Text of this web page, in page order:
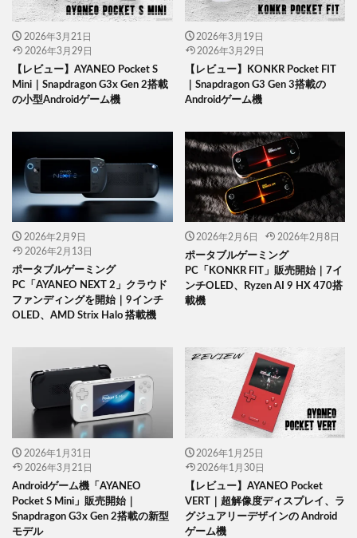
2026年3月21日
2026年3月29日
【レビュー】AYANEO Pocket S
Mini｜Snapdragon G3x Gen 2搭載
の小型Androidゲーム機
2026年3月19日
2026年3月29日
【レビュー】KONKR Pocket FIT
｜Snapdragon G3 Gen 3搭載の
Androidゲーム機
2026年2月9日
2026年2月13日
ポータブルゲーミング
PC「AYANEO NEXT 2」クラウド
ファンディングを開始｜9インチ
OLED、AMD Strix Halo 搭載機
2026年2月6日 2026年2月8日
ポータブルゲーミング
PC「KONKR FIT」販売開始｜7イ
ンチOLED、Ryzen AI 9 HX 470搭
載機
2026年1月31日
2026年3月21日
Androidゲーム機「AYANEO
Pocket S Mini」販売開始｜
Snapdragon G3x Gen 2搭載の新型
モデル
2026年1月25日
2026年1月30日
【レビュー】AYANEO Pocket
VERT｜超解像度ディスプレイ、ラ
グジュアリーデザインの Android
ゲーム機